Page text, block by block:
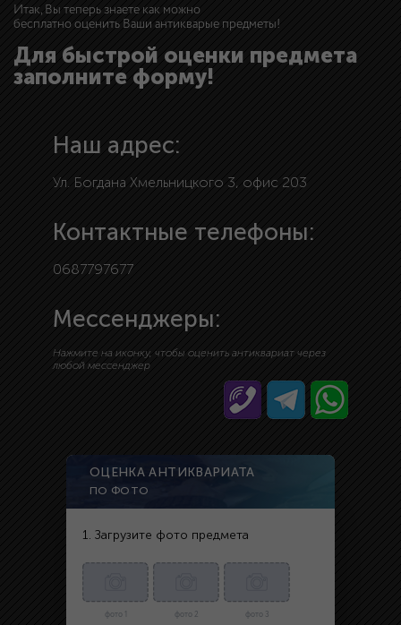
Итак, Вы теперь знаете как можно
бесплатно оценить Ваши антикварые предметы!
Для быстрой оценки предмета
заполните форму!
Наш адрес:
Ул. Богдана Хмельницкого 3, офис 203
Контактные телефоны:
0687797677
Мессенджеры:
Нажмите на иконку, чтобы оценить антиквариат через
любой мессенджер
ОЦЕНКА АНТИКВАРИАТА
ПО ФОТО
1. Загрузите фото предмета
фото 1 фото 2 фото 3